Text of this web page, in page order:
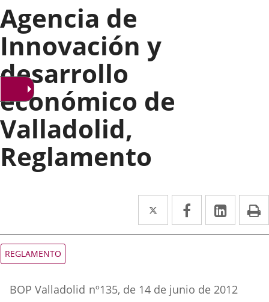
Agencia de
Innovación y
desarrollo
económico de
Valladolid,
Reglamento
Twitter
Enlace
a
externa.
Facebook
Enlace
a
externa.
Enlace
a
Tipo
de
REGLAMENTO
boletin
BOP Valladolid nº135, de 14 de junio de 2012